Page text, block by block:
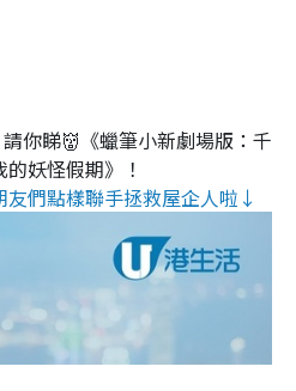
請你睇👹《蠟筆小新劇場版：千
妖怪假期》！
們點樣聯手拯救屋企人啦↓